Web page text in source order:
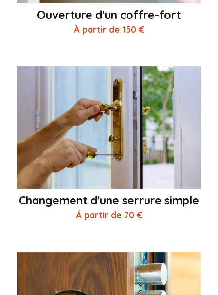
Ouverture d'un coffre-fort
À partir de 150 €
Changement d'une serrure simple
Á partir de 70 €